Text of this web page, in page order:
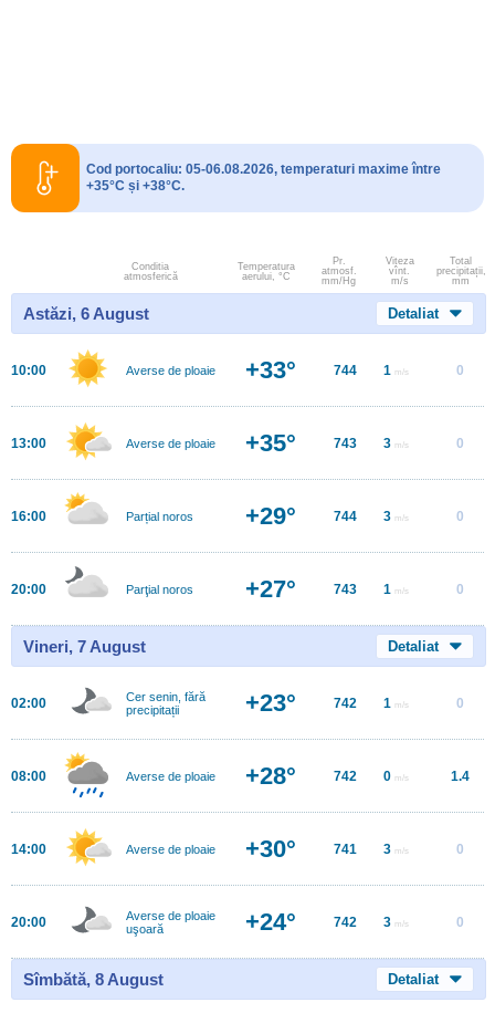
Cod portocaliu: 05-06.08.2026, temperaturi maxime între
+35°C și +38°C.
Conditia
atmosferică
Temperatura
aerului, °C
Pr.
atmosf.
mm/Hg
Viteza
vînt.
m/s
Total
precipitații,
mm
Astăzi, 6 August Detaliat
10:00 Averse de ploaie +33° 744 1 m/s 0
13:00 Averse de ploaie +35° 743 3 m/s 0
16:00 Parțial noros +29° 744 3 m/s 0
20:00 Parţial noros +27° 743 1 m/s 0
Vineri, 7 August Detaliat
02:00
Cer senin, fără
precipitații
+23° 742 1 m/s 0
08:00 Averse de ploaie +28° 742 0 m/s 1.4
14:00 Averse de ploaie +30° 741 3 m/s 0
20:00
Averse de ploaie
uşoară
+24° 742 3 m/s 0
Sîmbătă, 8 August Detaliat